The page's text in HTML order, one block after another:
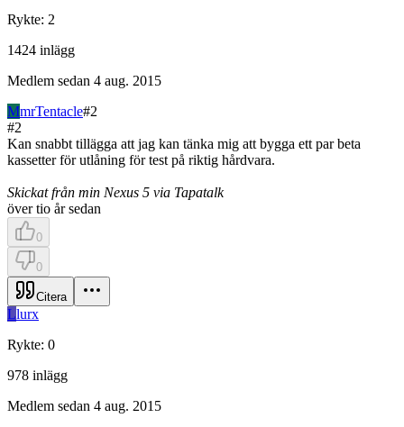
Rykte: 2
1424 inlägg
Medlem sedan 4 aug. 2015
MmrTentacle#2
#2
Kan snabbt tillägga att jag kan tänka mig att bygga ett par beta
kassetter för utlåning för test på riktig hårdvara.
Skickat från min Nexus 5 via Tapatalk
över tio år sedan
0
0
Citera
Llurx
Rykte: 0
978 inlägg
Medlem sedan 4 aug. 2015